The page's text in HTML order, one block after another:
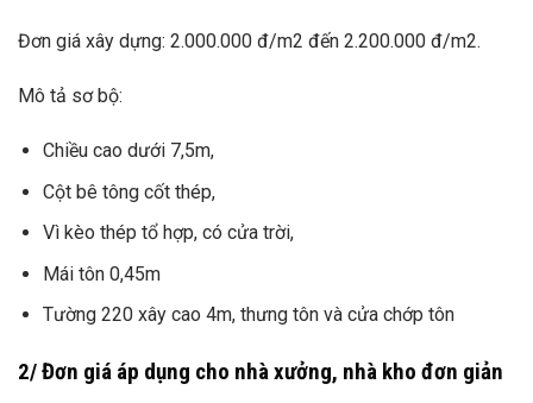
Đơn giá xây dựng: 2.000.000 đ/m2 đến 2.200.000 đ/m2.
Mô tả sơ bộ:
Chiều cao dưới 7,5m,
Cột bê tông cốt thép,
Vì kèo thép tổ hợp, có cửa trời,
Mái tôn 0,45m
Tường 220 xây cao 4m, thưng tôn và cửa chớp tôn
2/ Đơn giá áp dụng cho nhà xưởng, nhà kho đơn giản